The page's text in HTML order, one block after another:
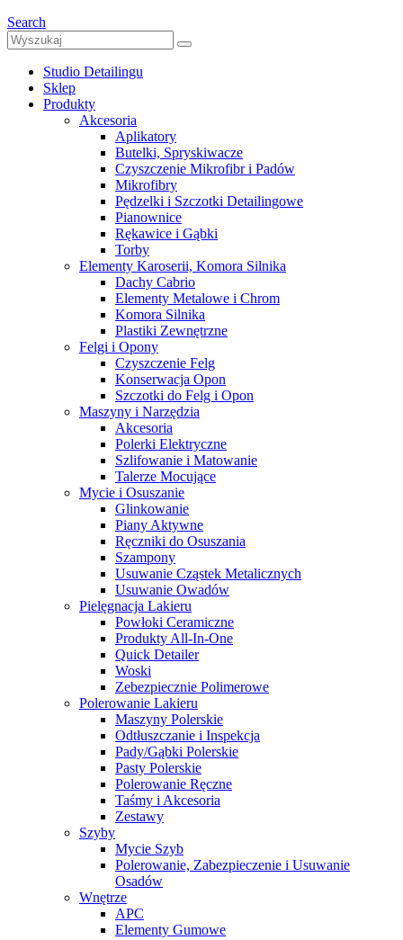
Search
Studio Detailingu
Sklep
Produkty
Akcesoria
Aplikatory
Butelki, Spryskiwacze
Czyszczenie Mikrofibr i Padów
Mikrofibry
Pędzelki i Szczotki Detailingowe
Pianownice
Rękawice i Gąbki
Torby
Elementy Karoserii, Komora Silnika
Dachy Cabrio
Elementy Metalowe i Chrom
Komora Silnika
Plastiki Zewnętrzne
Felgi i Opony
Czyszczenie Felg
Konserwacja Opon
Szczotki do Felg i Opon
Maszyny i Narzędzia
Akcesoria
Polerki Elektryczne
Szlifowanie i Matowanie
Talerze Mocujące
Mycie i Osuszanie
Glinkowanie
Piany Aktywne
Ręczniki do Osuszania
Szampony
Usuwanie Cząstek Metalicznych
Usuwanie Owadów
Pielęgnacja Lakieru
Powłoki Ceramiczne
Produkty All-In-One
Quick Detailer
Woski
Zebezpiecznie Polimerowe
Polerowanie Lakieru
Maszyny Polerskie
Odtłuszczanie i Inspekcja
Pady/Gąbki Polerskie
Pasty Polerskie
Polerowanie Ręczne
Taśmy i Akcesoria
Zestawy
Szyby
Mycie Szyb
Polerowanie, Zabezpieczenie i Usuwanie
Osadów
Wnętrze
APC
Elementy Gumowe